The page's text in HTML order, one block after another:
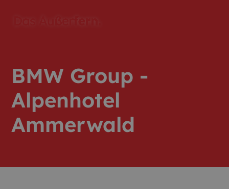
BMW Group -
Alpenhotel
Ammerwald